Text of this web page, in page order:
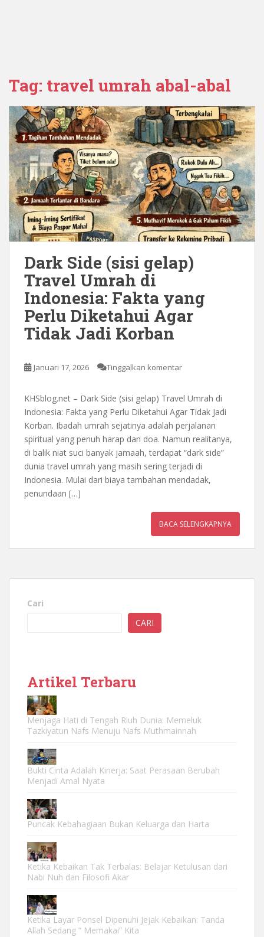
Tag: travel umrah abal-abal
Dark Side (sisi gelap)
Travel Umrah di
Indonesia: Fakta yang
Perlu Diketahui Agar
Tidak Jadi Korban
Januari 17, 2026 Tinggalkan komentar
KHSblog.net – Dark Side (sisi gelap) Travel Umrah di
Indonesia: Fakta yang Perlu Diketahui Agar Tidak Jadi
Korban. Ibadah umrah sejatinya adalah perjalanan
spiritual yang penuh harap dan doa. Namun realitanya,
di balik niat suci banyak jamaah, terdapat “dark side”
dunia travel umrah yang masih sering terjadi di
Indonesia. Mulai dari biaya tambahan mendadak,
penundaan […]
BACA SELENGKAPNYA
Cari
CARI
Artikel Terbaru
Menjaga Hati di Tengah Riuh Dunia: Memeluk
Tazkiyatun Nafs Menuju Nafs Muthmainnah
Bukti Cinta Adalah Kinerja: Saat Perasaan Berubah
Menjadi Amal Nyata
Puncak Kebahagiaan Bukan Keluarga dan Harta
Ketika Kebaikan Tak Terbalas: Belajar Ketulusan dari
Nabi Nuh dan Filosofi Akar
Ketika Layar Ponsel Dipenuhi Jejak Kebaikan: Tanda
Allah Sedang “ Memakai” Kita